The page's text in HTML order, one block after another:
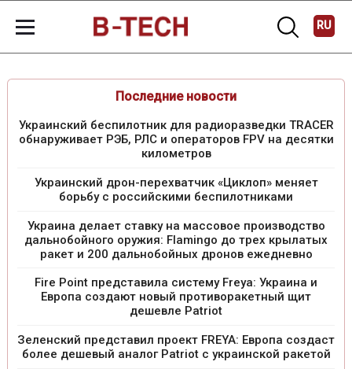
RU
Последние новости
Украинский беспилотник для радиоразведки TRACER
обнаруживает РЭБ, РЛС и операторов FPV на десятки
километров
Украинский дрон-перехватчик «Циклоп» меняет
борьбу с российскими беспилотниками
Украина делает ставку на массовое производство
дальнобойного оружия: Flamingo до трех крылатых
ракет и 200 дальнобойных дронов ежедневно
Fire Point представила систему Freya: Украина и
Европа создают новый противоракетный щит
дешевле Patriot
Зеленский представил проект FREYA: Европа создаст
более дешевый аналог Patriot с украинской ракетой